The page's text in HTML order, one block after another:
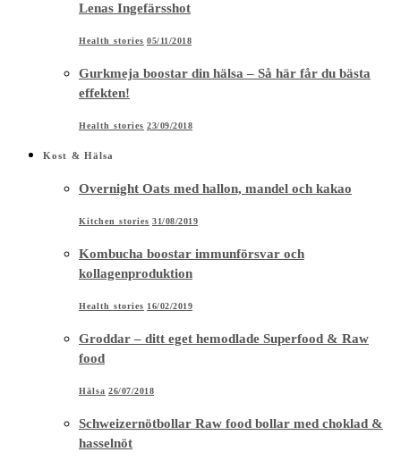
Lenas Ingefärsshot
Health stories 05/11/2018
Gurkmeja boostar din hälsa – Så här får du bästa
effekten!
Health stories 23/09/2018
Kost & Hälsa
Overnight Oats med hallon, mandel och kakao
Kitchen stories 31/08/2019
Kombucha boostar immunförsvar och
kollagenproduktion
Health stories 16/02/2019
Groddar – ditt eget hemodlade Superfood & Raw
food
Hälsa 26/07/2018
Schweizernötbollar Raw food bollar med choklad &
hasselnöt